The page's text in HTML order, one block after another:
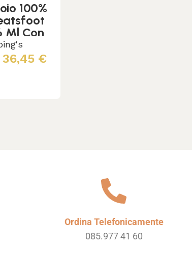
100%
Ml Con
36,45 €
Ordina Telefonicamente
085.977 41 60